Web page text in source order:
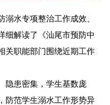
水专项整治工作成效、
细解读了《汕尾市预防中
关职能部门围绕近期工作
隐患密集，学生基数庞
防范学生溺水工作形势异